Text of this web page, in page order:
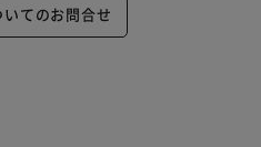
てのお問合せ